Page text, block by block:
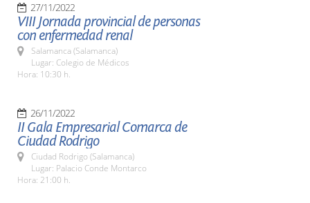
27/11/2022
VIII Jornada provincial de personas
con enfermedad renal
Salamanca (Salamanca)
Lugar: Colegio de Médicos
Hora: 10:30 h.
26/11/2022
II Gala Empresarial Comarca de
Ciudad Rodrigo
Ciudad Rodrigo (Salamanca)
Lugar: Palacio Conde Montarco
Hora: 21:00 h.